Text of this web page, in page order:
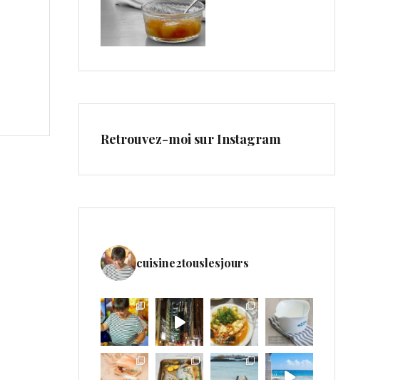
Retrouvez-moi sur Instagram
cuisine2touslesjours